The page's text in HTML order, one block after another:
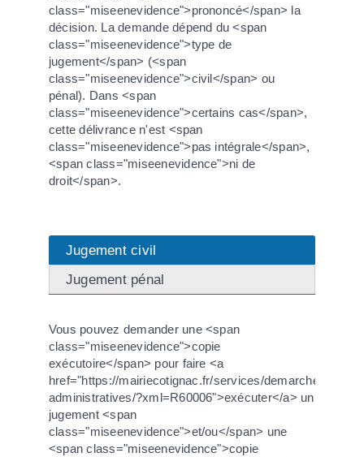
class="miseenevidence">prononcé</span> la
décision. La demande dépend du <span
class="miseenevidence">type de
jugement</span> (<span
class="miseenevidence">civil</span> ou
pénal). Dans <span
class="miseenevidence">certains cas</span>,
cette délivrance n'est <span
class="miseenevidence">pas intégrale</span>,
<span class="miseenevidence">ni de
droit</span>.
Jugement civil
Jugement pénal
Vous pouvez demander une <span
class="miseenevidence">copie
exécutoire</span> pour faire <a
href="https://mairiecotignac.fr/services/demarches-
administratives/?xml=R60006">exécuter</a> un
jugement <span
class="miseenevidence">et/ou</span> une
<span class="miseenevidence">copie